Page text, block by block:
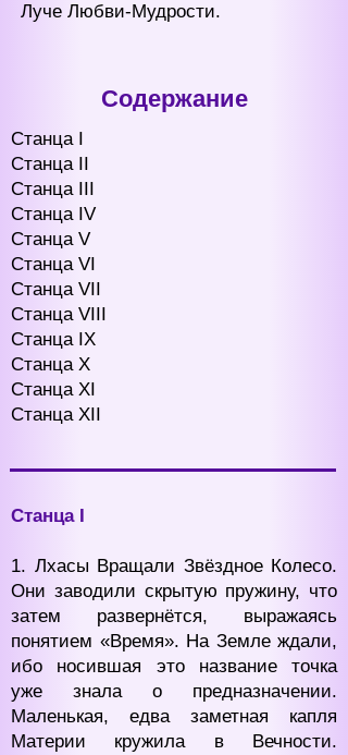
Луче Любви-Мудрости.
Содержание
Станца I
Станца II
Cтанца III
Станца IV
Станца V
Станца VI
Станца VII
Станца VIII
Станца IХ
Станца Х
Станца ХI
Станца ХII
Станца I
1. Лхасы Вращали Звёздное Колесо.
Они заводили скрытую пружину, что
затем развернётся, выражаясь
понятием «Время». На Земле ждали,
ибо носившая это название точка
уже знала о предназначении.
Маленькая, едва заметная капля
Материи кружила в Вечности.